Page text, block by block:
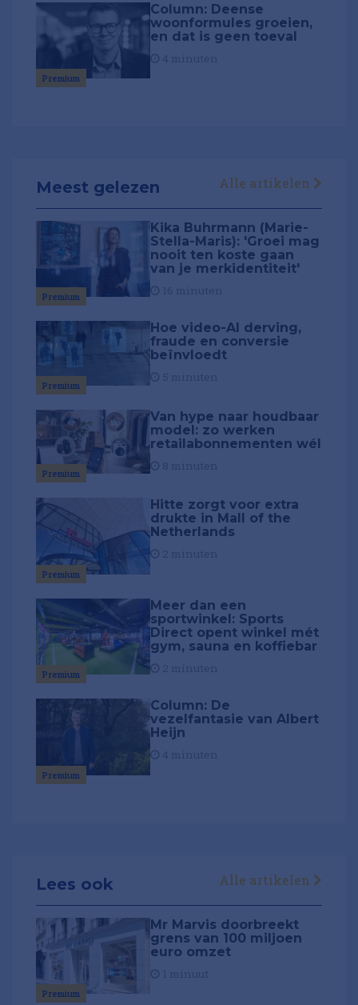
Premium
Column: Deense
woonformules groeien,
en dat is geen toeval
Meest gelezen Alle artikelen
Premium
Kika Buhrmann (Marie-
Stella-Maris): 'Groei mag
nooit ten koste gaan
van je merkidentiteit'
Premium
Hoe video-AI derving,
fraude en conversie
beïnvloedt
Premium
Van hype naar houdbaar
model: zo werken
retailabonnementen wél
Premium
Hitte zorgt voor extra
drukte in Mall of the
Netherlands
Premium
Meer dan een
sportwinkel: Sports
Direct opent winkel mét
gym, sauna en koffiebar
Premium
Column: De
vezelfantasie van Albert
Heijn
Lees ook Alle artikelen
Premium
Mr Marvis doorbreekt
grens van 100 miljoen
euro omzet